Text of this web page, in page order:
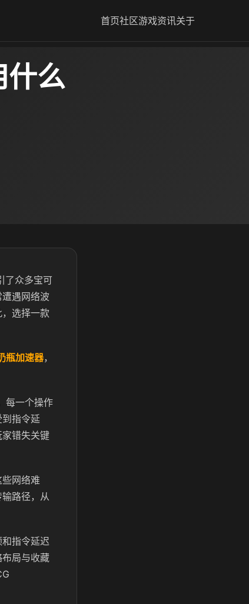
首页社区游戏资讯关于
什么
了众多宝可
遇网络波
选择一款
瓶加速器，
每一个操作
指令延
错失关键
网络难
路径，从
指令延迟
局与收藏